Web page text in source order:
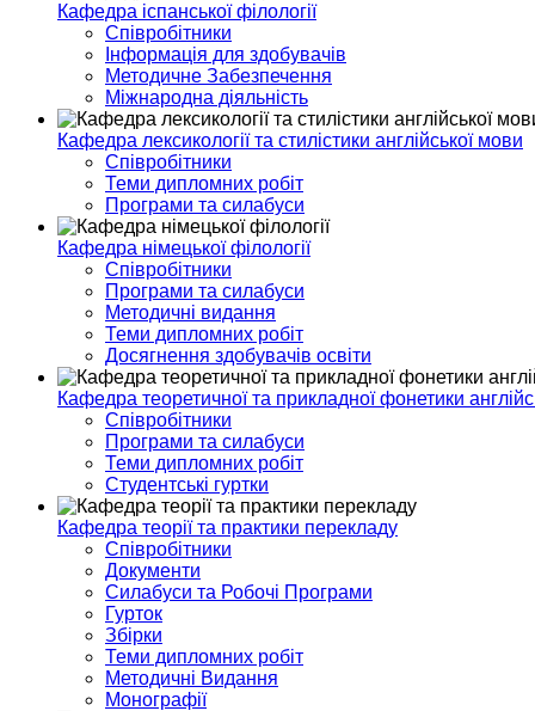
Кафедра іспанської філології
Співробітники
Інформація для здобувачів
Методичне Забезпечення
Міжнародна діяльність
Кафедра лексикології та стилістики англійської мови
Співробітники
Теми дипломних робіт
Програми та силабуси
Кафедра німецької філології
Співробітники
Програми та силабуси
Методичні видання
Теми дипломних робіт
Досягнення здобувачів освіти
Кафедра теоретичної та прикладної фонетики
Співробітники
Програми та силабуси
Теми дипломних робіт
Студентські гуртки
Кафедра теорії та практики перекладу
Співробітники
Документи
Силабуси та Робочі Програми
Гурток
Збірки
Теми дипломних робіт
Методичні Видання
Монографії